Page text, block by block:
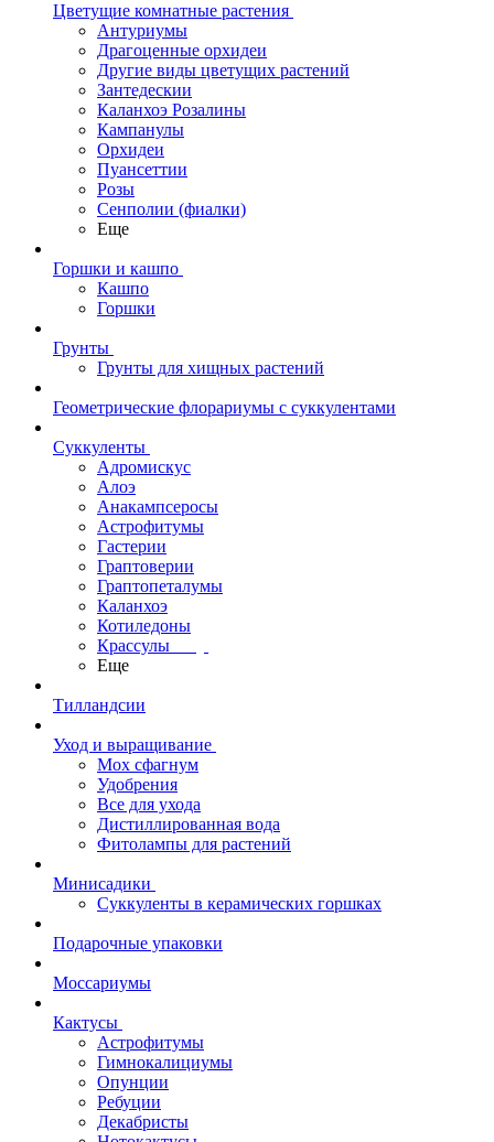
Цветущие комнатные растения
Антуриумы
Драгоценные орхидеи
Другие виды цветущих растений
Зантедескии
Каланхоэ Розалины
Кампанулы
Орхидеи
Пуансеттии
Розы
Сенполии (фиалки)
Еще
Горшки и кашпо
Кашпо
Горшки
Грунты
Грунты для хищных растений
Геометрические флорариумы с суккулентами
Суккуленты
Адромискус
Алоэ
Анакампсеросы
Астрофитумы
Гастерии
Граптоверии
Граптопеталумы
Каланхоэ
Котиледоны
Крассулы
Еще
Тилландсии
Уход и выращивание
Мох сфагнум
Удобрения
Все для ухода
Дистиллированная вода
Фитолампы для растений
Минисадики
Суккуленты в керамических горшках
Подарочные упаковки
Моссариумы
Кактусы
Астрофитумы
Гимнокалициумы
Опунции
Ребуции
Декабристы